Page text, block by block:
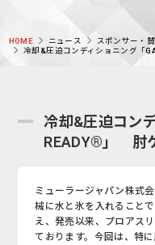
HOME ニュース
スポンサー・
冷却&圧迫コンディショニング「
冷却&圧迫コン
READY®」 肘
ミューラージャパン株式
械に水と氷を入れること
え、発売以来、プロアス
ております。今回は、特